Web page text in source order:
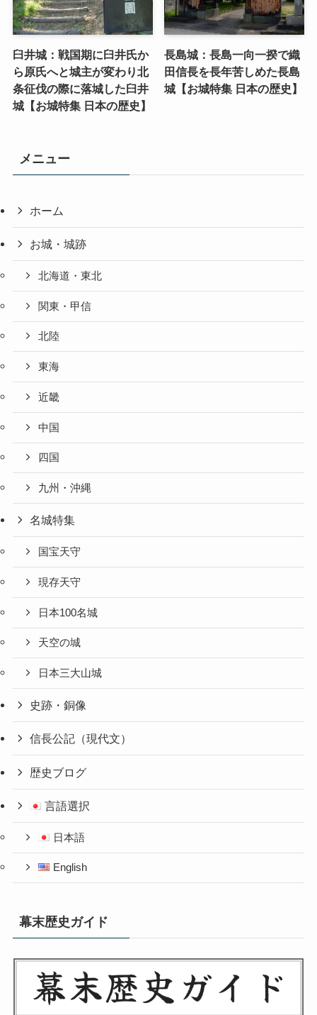
臼井城：戦国期に臼井氏か
ら原氏へと城主が変わり北
条征伐の際に落城した臼井
城【お城特集 日本の歴史】
長島城：長島一向一揆で織
田信長を長年苦しめた長島
城【お城特集 日本の歴史】
メニュー
ホーム
お城・城跡
北海道・東北
関東・甲信
北陸
東海
近畿
中国
四国
九州・沖縄
名城特集
国宝天守
現存天守
日本100名城
天空の城
日本三大山城
史跡・銅像
信長公記（現代文）
歴史ブログ
言語選択
日本語
English
幕末歴史ガイド